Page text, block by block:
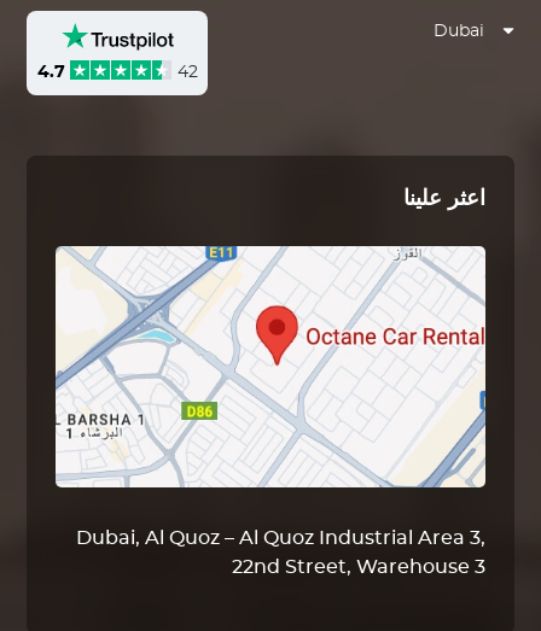
4.7 42
Dubai
اعثر علينا
Dubai, Al Quoz – Al Quoz Industrial Area 3,
22nd Street, Warehouse 3